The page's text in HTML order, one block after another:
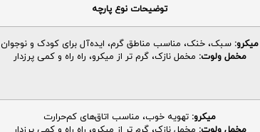
توضیحات نوع پارچه
میکرو: سبک، خنک، مناسب مناطق گرم، ایده‌آل برای کودک و نوجوان
مخمل ولوت: مخمل نازک، گرم تر از میکرو، راه راه و کمی پرزدار
میکرو: تهویه خوب، مناسب اتاق‌های کم‌حرارت